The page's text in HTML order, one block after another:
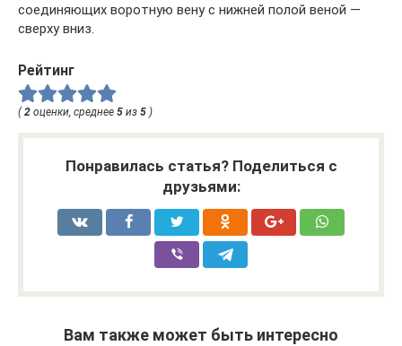
соединяющих воротную вену с нижней полой веной —
сверху вниз.
Рейтинг
( 2 оценки, среднее 5 из 5 )
Понравилась статья? Поделиться с
друзьями:
Вам также может быть интересно